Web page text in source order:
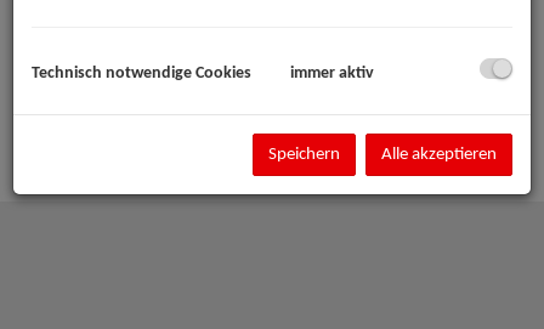
Technisch notwendige Cookies immer aktiv
Speichern Alle akzeptieren